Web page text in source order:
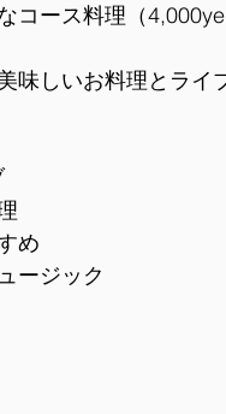
コース料理（
味しいお料理とライ
め
ージック